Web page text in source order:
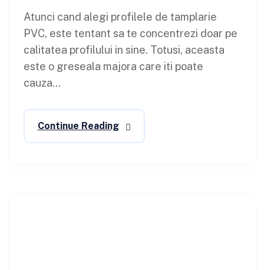
Atunci cand alegi profilele de tamplarie
PVC, este tentant sa te concentrezi doar pe
calitatea profilului in sine. Totusi, aceasta
este o greseala majora care iti poate
cauza...
Continue Reading